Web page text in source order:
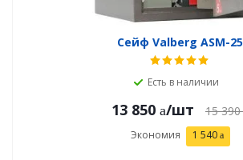
Сейф Valberg ASM-25
Есть в наличии
13 850 /шт 15 390
Экономия 1 540